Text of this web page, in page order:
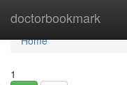
doctorbookmark
Home
Home
1